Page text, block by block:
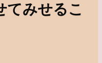
てみせるこ